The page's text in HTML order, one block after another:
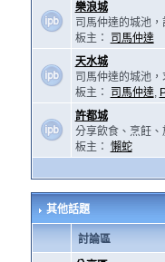
樂浪城
司馬仲達的城池
板主：
司馬仲達
天水城
司馬仲達的城池
板主：
司馬仲達,
許都城
分享飲食、烹飪、
板主： 懶蛇
其他話題
討論區